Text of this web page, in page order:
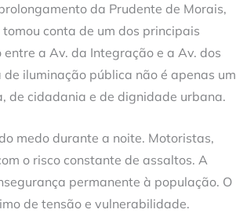
da Prudente de Morais,
conta de um dos principais
a Av. da Integração e a Av. dos
iluminação pública não é apenas um
de cidadania e de dignidade urbana.
medo durante a noite. Motoristas,
o risco constante de assaltos. A
permanente à população. O
de tensão e vulnerabilidade.